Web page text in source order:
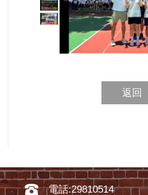
返回
電話:29810514